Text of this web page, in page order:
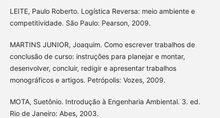
LEITE, Paulo Roberto. Logística Reversa: meio ambiente e
competitividade. São Paulo: Pearson, 2009.
MARTINS JUNIOR, Joaquim. Como escrever trabalhos de
conclusão de curso: instruções para planejar e montar,
desenvolver, concluir, redigir e apresentar trabalhos
monográficos e artigos. Petrópolis: Vozes, 2009.
MOTA, Suetônio. Introdução à Engenharia Ambiental. 3. ed.
Rio de Janeiro: Abes, 2003.